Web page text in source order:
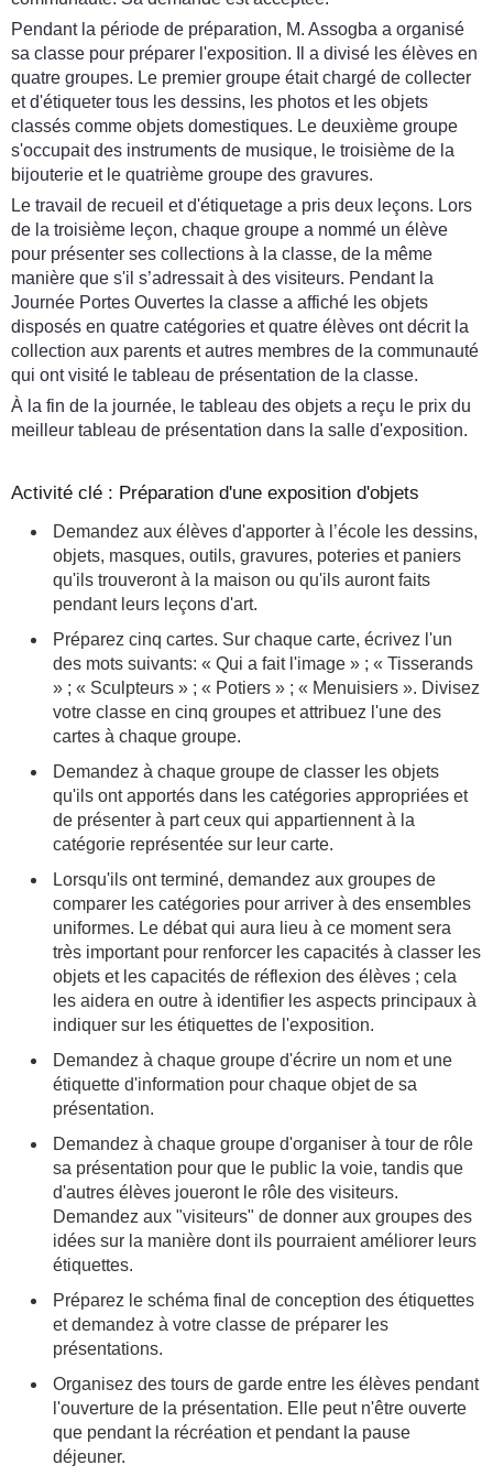
Pendant la période de préparation, M. Assogba a organisé
sa classe pour préparer l'exposition. Il a divisé les élèves en
quatre groupes. Le premier groupe était chargé de collecter
et d'étiqueter tous les dessins, les photos et les objets
classés comme objets domestiques. Le deuxième groupe
s'occupait des instruments de musique, le troisième de la
bijouterie et le quatrième groupe des gravures.
Le travail de recueil et d'étiquetage a pris deux leçons. Lors
de la troisième leçon, chaque groupe a nommé un élève
pour présenter ses collections à la classe, de la même
manière que s'il s’adressait à des visiteurs. Pendant la
Journée Portes Ouvertes la classe a affiché les objets
disposés en quatre catégories et quatre élèves ont décrit la
collection aux parents et autres membres de la communauté
qui ont visité le tableau de présentation de la classe.
À la fin de la journée, le tableau des objets a reçu le prix du
meilleur tableau de présentation dans la salle d'exposition.
Activité clé : Préparation d'une exposition d'objets
Demandez aux élèves d'apporter à l’école les dessins,
objets, masques, outils, gravures, poteries et paniers
qu'ils trouveront à la maison ou qu'ils auront faits
pendant leurs leçons d'art.
Préparez cinq cartes. Sur chaque carte, écrivez l'un
des mots suivants: « Qui a fait l'image » ; « Tisserands
» ; « Sculpteurs » ; « Potiers » ; « Menuisiers ». Divisez
votre classe en cinq groupes et attribuez l'une des
cartes à chaque groupe.
Demandez à chaque groupe de classer les objets
qu'ils ont apportés dans les catégories appropriées et
de présenter à part ceux qui appartiennent à la
catégorie représentée sur leur carte.
Lorsqu'ils ont terminé, demandez aux groupes de
comparer les catégories pour arriver à des ensembles
uniformes. Le débat qui aura lieu à ce moment sera
très important pour renforcer les capacités à classer les
objets et les capacités de réflexion des élèves ; cela
les aidera en outre à identifier les aspects principaux à
indiquer sur les étiquettes de l'exposition.
Demandez à chaque groupe d'écrire un nom et une
étiquette d'information pour chaque objet de sa
présentation.
Demandez à chaque groupe d'organiser à tour de rôle
sa présentation pour que le public la voie, tandis que
d'autres élèves joueront le rôle des visiteurs.
Demandez aux "visiteurs" de donner aux groupes des
idées sur la manière dont ils pourraient améliorer leurs
étiquettes.
Préparez le schéma final de conception des étiquettes
et demandez à votre classe de préparer les
présentations.
Organisez des tours de garde entre les élèves pendant
l'ouverture de la présentation. Elle peut n'être ouverte
que pendant la récréation et pendant la pause
déjeuner.